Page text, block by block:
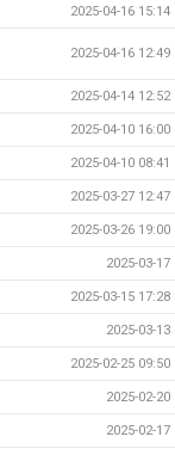
2025-04-16 15:14
2025-04-16 12:49
2025-04-14 12:52
2025-04-10 16:00
2025-04-10 08:41
2025-03-27 12:47
2025-03-26 19:00
2025-03-17
2025-03-15 17:28
2025-03-13
2025-02-25 09:50
2025-02-20
2025-02-17